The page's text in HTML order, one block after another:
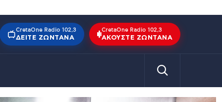
CretaOne Radio 102,3
ΔΕΊΤΕ ΖΩΝΤΑΝΆ
CretaOne Radio 102,3
ΑΚΟΎΣΤΕ ΖΩΝΤΑΝΆ